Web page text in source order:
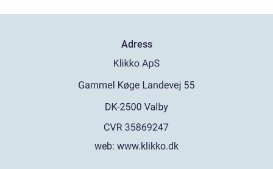
Adress
web: www.klikko.dk